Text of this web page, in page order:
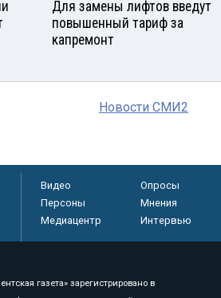
Для замены лифтов введут
повышенный тариф за
капремонт
Новости СМИ2
Видео Опросы
Персоны
Мнения
Медиацентр
Интервью
газета» зарегистрировано в